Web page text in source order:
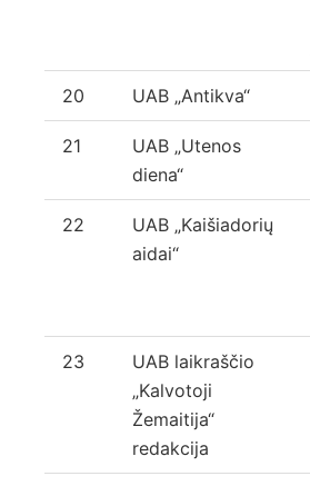
20 UAB „Antikva“
21
UAB „Utenos
diena“
22
UAB „Kaišiadorių
aidai“
23
UAB laikraščio
„Kalvotoji
Žemaitija“
redakcija